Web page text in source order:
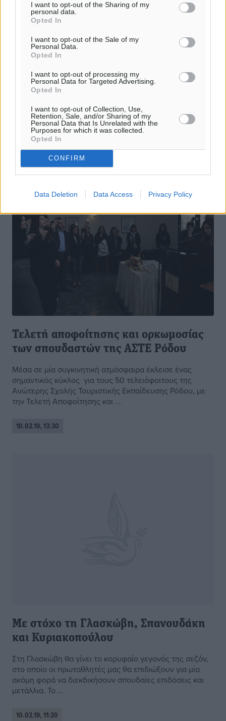
I want to opt-out of the Sharing of my
personal data.
Opted In
I want to opt-out of the Sale of my
Personal Data.
Opted In
I want to opt-out of processing my
Personal Data for Targeted Advertising.
Opted In
I want to opt-out of Collection, Use,
Retention, Sale, and/or Sharing of my
Personal Data that Is Unrelated with the
Purposes for which it was collected.
Opted In
CONFIRM
Data Deletion Data Access Privacy Policy
Αυτοψία του Περιφερειάρχη, στις
έντονα καιρικά φαινόμενα της 5ης
Φεβρουαρίου 2019
Τις περιοχές του νησιού της Ρόδου, οι οποίες επλήγησαν
από τα έντονα καιρικά φαινόμενα της 5ης Φεβρουαρίου
Νοτίου Αιγαίου, ...
10.02.19, 13:34
Τελετή αποφοίτησης και ορκωμοσίας
των σπουδαστών της ΑΣΤΕ Ρόδου
Μέσα σε μία συγκινητική ατμόσφαιρα έκλεισε ένας
σημαντικός κύκλος για τους 50 τελειόφοιτους της
Ανώτερης Σχολής Τουριστικής Εκπαίδευσης Ρόδου, με
την Τελετή Αποφοίτησης και ...
10.02.19, 13:30
Με στόχο τη Γλασκώβη, Σπανουδάκη
και Κυριακοπούλου
Στη Γλασκώβη θα γίνει το κορυφαίο γεγονός της σεζόν,
στο οποίο οι πρωταθλητές μας θα επιδιώξουν για μία
ακόμη φορά να διεκδικήσουν σπουδαίες επιδόσεις και
μετάλλια. Το ...
10.02.19, 11:20